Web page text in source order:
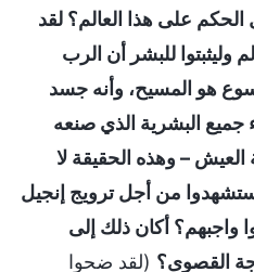
على هذا العالم؟ لقد
وليثبتوا للبشر أن الرب
هو المسيح، وأنه جسد
جميع البشرية الذي صنعه
– وهذه الحقيقة لا
استشهدوا من أجل ترويج إنجيل
واجبهم؟ أكان ذلك إلى
القصوى؟ (لقد ضحوا